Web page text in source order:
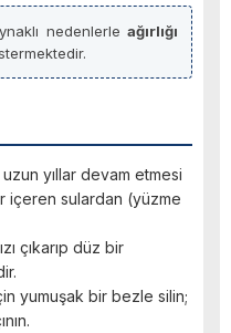
nedenlerle ağırlığı
uzun yıllar devam etmesi
içeren sulardan (yüzme
çıkarıp düz bir
yumuşak bir bezle silin;